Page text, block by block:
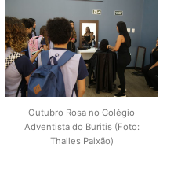
Outubro Rosa no Colégio
Adventista do Buritis (Foto:
Thalles Paixão)